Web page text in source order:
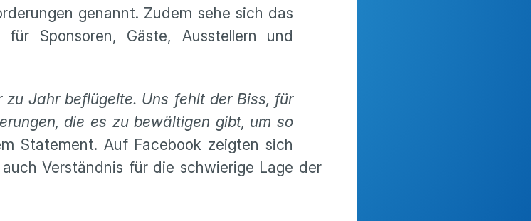
genannt. Zudem sehe sich das
Sponsoren, Gäste, Ausstellern und
Jahr beflügelte. Uns fehlt der Biss, für
die es zu bewältigen gibt, um so
Statement. Auf Facebook zeigten sich
Verständnis für die schwierige Lage der